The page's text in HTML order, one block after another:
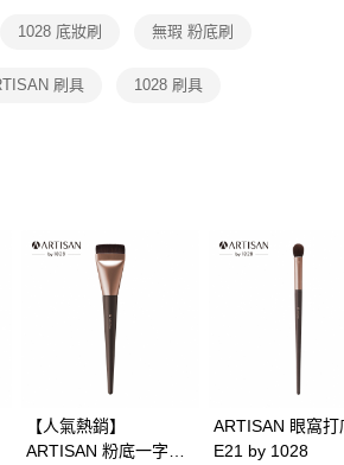
1028 底妝刷 無瑕 粉底刷
刷具 1028 刷具
【人氣熱銷】
ARTISAN 粉底一字刷
ARTISAN 眼窩打
E21 by 1028